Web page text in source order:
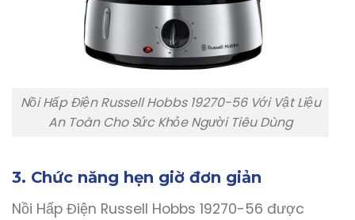
Nồi Hấp Điện Russell Hobbs 19270-56 Với Vật Liệu
An Toàn Cho Sức Khỏe Người Tiêu Dùng
3. Chức năng hẹn giờ đơn giản
Nồi Hấp Điện Russell Hobbs 19270-56 được